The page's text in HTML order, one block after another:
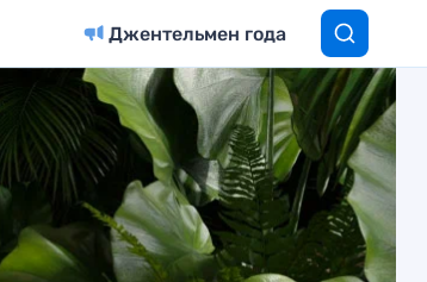
Джентельмен года